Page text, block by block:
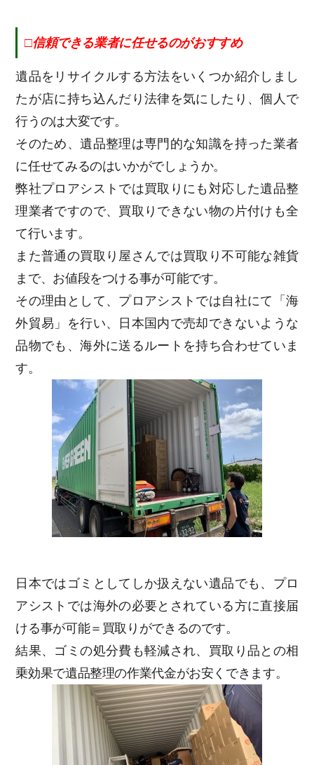
□信頼できる業者に任せるのがおすすめ
遺品をリサイクルする方法をいくつか紹介しまし
たが店に持ち込んだり法律を気にしたり、個人で
行うのは大変です。
そのため、遺品整理は専門的な知識を持った業者
に任せてみるのはいかがでしょうか。
弊社プロアシストでは買取りにも対応した遺品整
理業者ですので、買取りできない物の片付けも全
て行います。
また普通の買取り屋さんでは買取り不可能な雑貨
まで、お値段をつける事が可能です。
その理由として、プロアシストでは自社にて「海
外貿易」を行い、日本国内で売却できないような
品物でも、海外に送るルートを持ち合わせていま
す。
日本ではゴミとしてしか扱えない遺品でも、プロ
アシストでは海外の必要とされている方に直接届
ける事が可能＝買取りができるのです。
結果、ゴミの処分費も軽減され、買取り品との相
乗効果で遺品整理の作業代金がお安くできます。